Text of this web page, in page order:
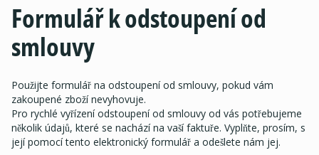
Formulář k odstoupení od
smlouvy
Použijte formulář na odstoupení od smlouvy, pokud vám
zakoupené zboží nevyhovuje.
Pro rychlé vyřízení odstoupení od smlouvy od vás potřebujeme
několik údajů, které se nachází na vaší faktuře. Vyplňte, prosím, s
její pomocí tento elektronický formulář a odešlete nám jej.